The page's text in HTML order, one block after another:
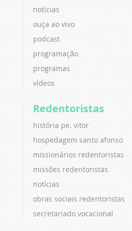
notícias
ouça ao vivo
podcast
programação
programas
vídeos
Redentoristas
história pe. vitor
hospedagem santo afonso
missionários redentoristas
missões redentoristas
notícias
obras sociais redentoristas
secretariado vocacional